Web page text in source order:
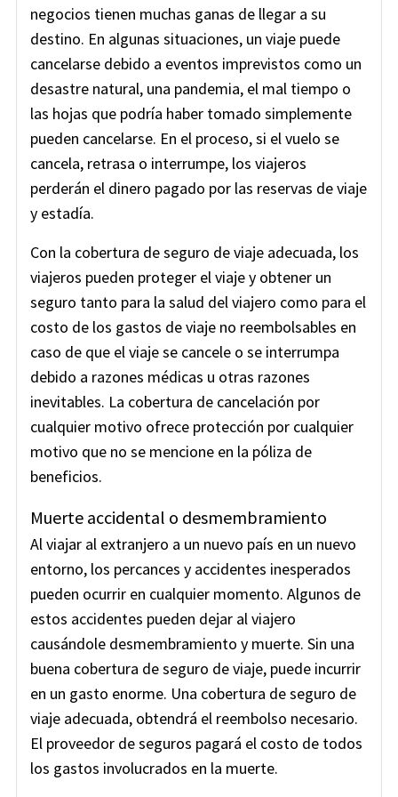
negocios tienen muchas ganas de llegar a su
destino. En algunas situaciones, un viaje puede
cancelarse debido a eventos imprevistos como un
desastre natural, una pandemia, el mal tiempo o
las hojas que podría haber tomado simplemente
pueden cancelarse. En el proceso, si el vuelo se
cancela, retrasa o interrumpe, los viajeros
perderán el dinero pagado por las reservas de viaje
y estadía.
Con la cobertura de seguro de viaje adecuada, los
viajeros pueden proteger el viaje y obtener un
seguro tanto para la salud del viajero como para el
costo de los gastos de viaje no reembolsables en
caso de que el viaje se cancele o se interrumpa
debido a razones médicas u otras razones
inevitables. La cobertura de cancelación por
cualquier motivo ofrece protección por cualquier
motivo que no se mencione en la póliza de
beneficios.
Muerte accidental o desmembramiento
Al viajar al extranjero a un nuevo país en un nuevo
entorno, los percances y accidentes inesperados
pueden ocurrir en cualquier momento. Algunos de
estos accidentes pueden dejar al viajero
causándole desmembramiento y muerte. Sin una
buena cobertura de seguro de viaje, puede incurrir
en un gasto enorme. Una cobertura de seguro de
viaje adecuada, obtendrá el reembolso necesario.
El proveedor de seguros pagará el costo de todos
los gastos involucrados en la muerte.